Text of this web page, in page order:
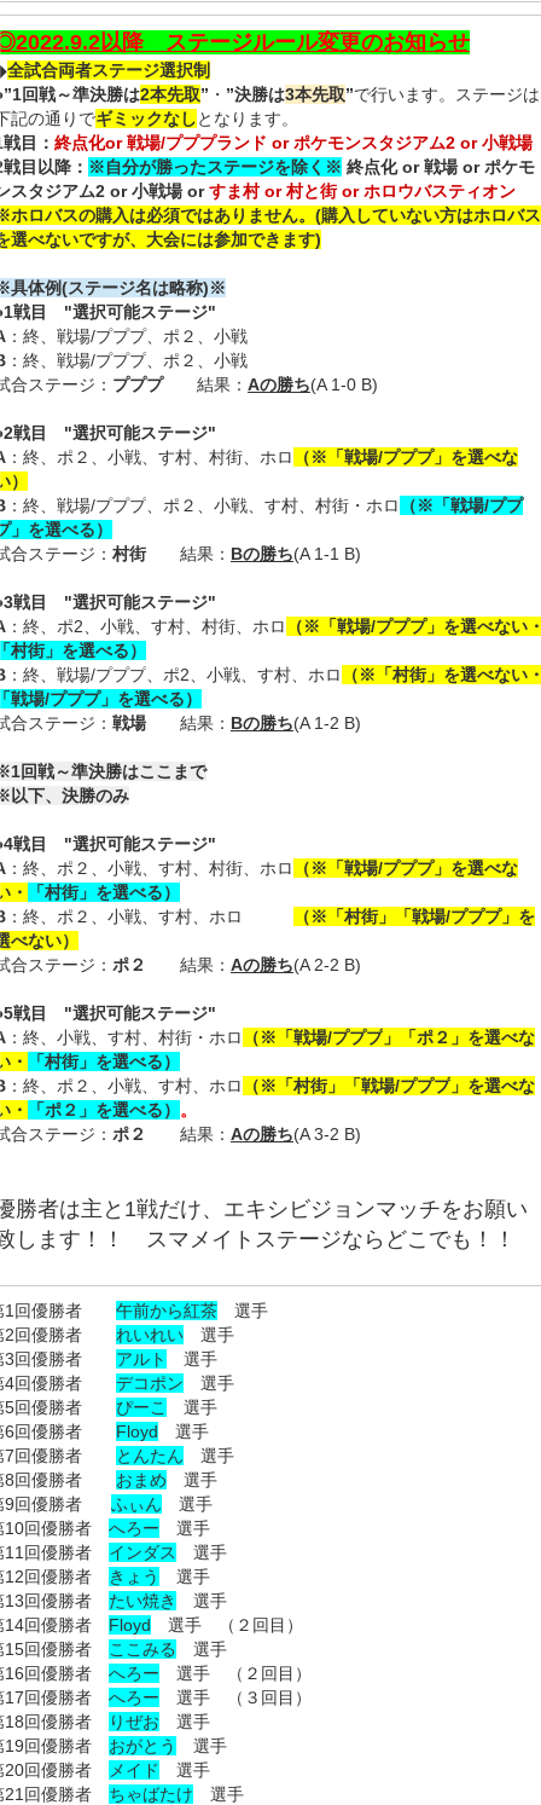
2以降 ステージルール変更のお知らせ
全試合両者ステージ選択制
”1回戦～準決勝は2本先取” ・ ”決勝は3本先取”で行います。ステージは
記の通りでギミックなしとなります。
目： 終点化or戦場/プププランド or ポケモンスタジアム2 or 小戦場
目以降： ※自分が勝ったステージを除く※ 終点化 or 戦場 or ポケモ
スタジアム2 or 小戦場 or すま村 or 村と街 or ホロウバスティオン
ホロバスの購入は必須ではありません。(購入していない方はホロバス
選べないですが、大会には参加できます)
具体例(ステージ名は略称)※
1戦目
"選択可能ステージ"
：終、戦場/プププ、ポ２、小戦
： 終、戦場/プププ 、ポ２、小戦
合ステージ： プププ結果： Aの勝ち(A 1-0 B)
2戦目
"選択可能ステージ"
： 終、ポ２ 小戦 す村 村街 、ホロ
（※「戦場/プププ」を選べな
）
： 終、戦場/プププ ポ２ 小戦 す村 村街・ホロ
（※「戦場/ププ
」を選べる）
合ステージ： 村街 結果： Bの勝ち(A 1-1 B)
3戦目
"選択可能ステージ"
： 終 ポ2 小戦 す村 村街 ホロ
（※「戦場/プププ」を選べない
村街」を選べる）
： 終 戦場/プププ ポ2 小戦 す村 ホロ
（※「村街」を選べない
戦場/プププ」を選べる）
合ステージ： 戦場結果： Bの勝ち(A 1-2 B)
回戦～準決勝はここまで
以下、決勝のみ
4戦目
"選択可能ステージ"
： 終 ポ２ 小戦 す村 村街 ホロ
（※「戦場/プププ」を選べな
・
「村街」を選べる）
： 終 ポ２ 小戦 す村 ホロ
（※「村街」「戦場/プププ」を
べない）
合ステージ： ポ２ 結果： Aの勝ち(A 2-2 B)
5戦目
"選択可能ステージ"
： 終 小戦 す村 村街・ ホロ （※「戦場/プププ 」「ポ２」を選べな
・
「村街」を選べる）
： 終 ポ２ 小戦 す村 ホロ （※「村街」「戦場/プププ 」を選べな
・
「ポ２」を選べる） 。
合ステージ： ポ２ 結果： Aの勝ち(A 3-2 B)
勝者は主と1戦だけ、エキシビジョンマッチをお願い
します！！ スマメイトステージならどこでも！！
1回優勝者 午前から紅茶 選手
2回優勝者 れいれい 選手
3回優勝者 アルト
選手
4回優勝者 デコポン 選手
5回優勝者 ぴーこ
選手
6回優勝者 Floyd 選手
7回優勝者
とんたん 選手
8回優勝者 おまめ 選手
9回優勝者 ふぃん 選手
10回優勝者 へろー 選手
11回優勝者 インダス
選手
12回優勝者
きょう
選手
13回優勝者 たい焼き
選手
14回優勝者 Floyd 選手 （２回目）
15回優勝者
ここみる
選手
16回優勝者 へろー 選手 （２回目）
17回優勝者 へろー 選手 （３回目）
18回優勝者
りぜお 選手
19回優勝者 おがとう
選手
20回優勝者
メイド
選手
21回優勝者 ちゃばたけ 選手